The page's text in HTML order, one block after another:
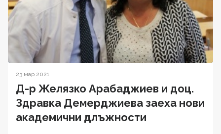
23 мар 2021
Д-р Желязко Арабаджиев и доц.
Здравка Демерджиева заеха нови
академични длъжности